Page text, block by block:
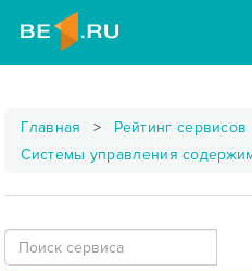
Главная Рейтинг сервисов
Системы управления